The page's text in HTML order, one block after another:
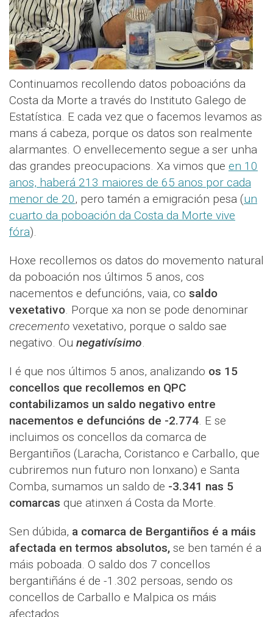
Continuamos recollendo datos poboacións da
Costa da Morte a través do Instituto Galego de
Estatística. E cada vez que o facemos levamos as
mans á cabeza, porque os datos son realmente
alarmantes. O envellecemento segue a ser unha
das grandes preocupacions. Xa vimos que en 10
anos, haberá 213 maiores de 65 anos por cada
menor de 20, pero tamén a emigración pesa (un
cuarto da poboación da Costa da Morte vive
fóra).
Hoxe recollemos os datos do movemento natural
da poboación nos últimos 5 anos, cos
nacementos e defuncións, vaia, co saldo
vexetativo. Porque xa non se pode denominar
crecemento vexetativo, porque o saldo sae
negativo. Ou negativísimo.
I é que nos últimos 5 anos, analizando os 15
concellos que recollemos en QPC
contabilizamos un saldo negativo entre
nacementos e defuncións de -2.774. E se
incluimos os concellos da comarca de
Bergantiños (Laracha, Coristanco e Carballo, que
cubriremos nun futuro non lonxano) e Santa
Comba, sumamos un saldo de -3.341 nas 5
comarcas que atinxen á Costa da Morte.
Sen dúbida, a comarca de Bergantiños é a máis
afectada en termos absolutos, se ben tamén é a
máis poboada. O saldo dos 7 concellos
bergantiñáns é de -1.302 persoas, sendo os
concellos de Carballo e Malpica os máis
afectados.